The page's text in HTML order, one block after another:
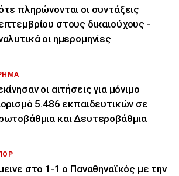
πληρώνονται οι συντάξεις
στους δικαιούχους -
οι ημερομηνίες
οι αιτήσεις για μόνιμο
5.486 εκπαιδευτικών σε
και Δευτεροβάθμια
στο 1-1 ο Παναθηναϊκός με την